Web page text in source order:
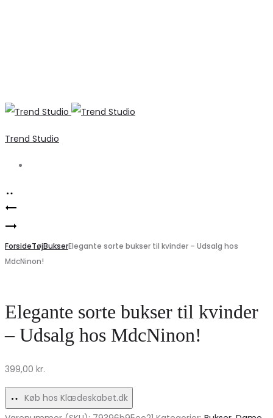
Trend Studio
Product
navigation
MODA
VMMALOU
til
Black
Friday!
Elegant
sort
hættekjole
Marta
du
Chateau
Must-
have!
ForsideTøjBukserElegante sorte bukser til kvinder – Udsalg hos
MdcNinon!
Elegante sorte bukser til kvinder
– Udsalg hos MdcNinon!
399,00 kr.
Køb hos Klædeskabet.dk